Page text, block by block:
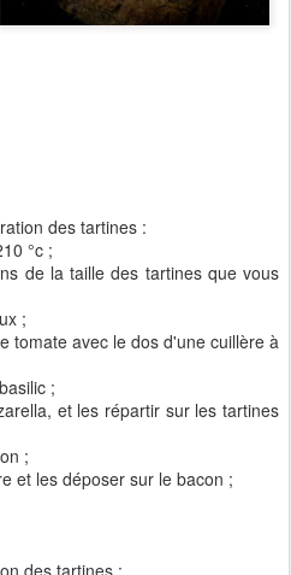
des tartines :
°c ;
de la taille des tartines que vous
;
tomate avec le dos d'une cuillère à
;
et les répartir sur les tartines
;
et les déposer sur le bacon ;
des tartines :